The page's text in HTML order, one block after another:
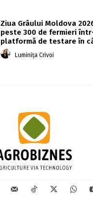
Ziua Grâului Moldova
peste 300 de fermieri
platformă de testare în
Luminița Crivoi